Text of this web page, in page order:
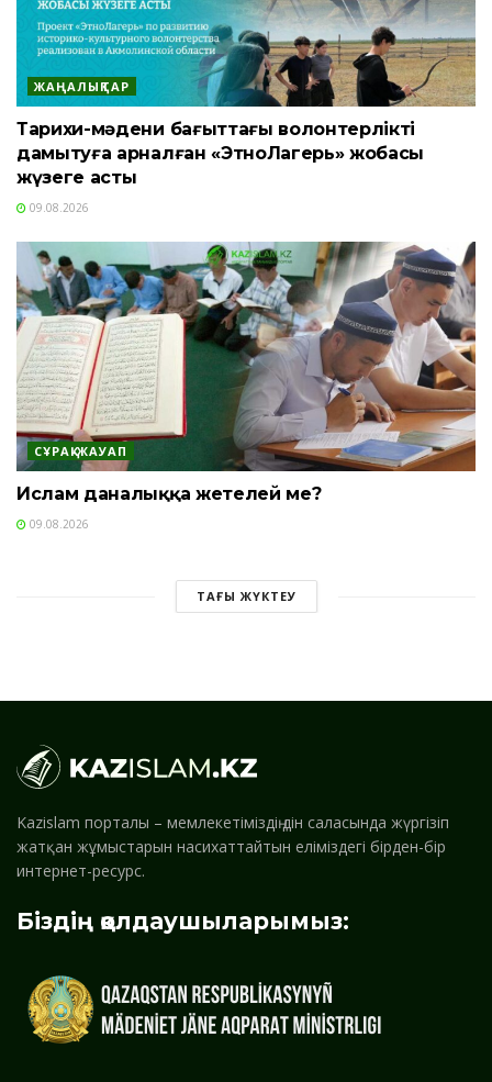
ЖАҢАЛЫҚТАР
Тарихи-мәдени бағыттағы волонтерлікті
дамытуға арналған «ЭтноЛагерь» жобасы
жүзеге асты
09.08.2026
СҰРАҚ-ЖАУАП
Ислам даналыққа жетелей ме?
09.08.2026
ТАҒЫ ЖҮКТЕУ
Kazislam порталы – мемлекетіміздің дін саласында жүргізіп
жатқан жұмыстарын насихаттайтын еліміздегі бірден-бір
интернет-ресурс.
Біздің қолдаушыларымыз: